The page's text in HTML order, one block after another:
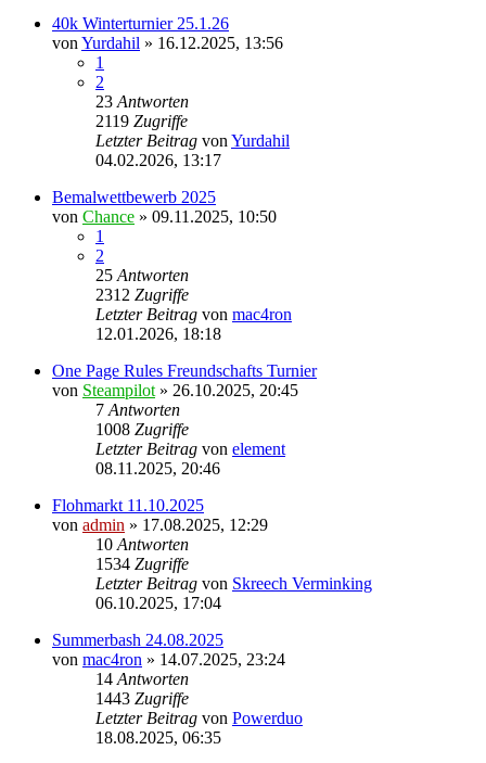
40k Winterturnier 25.1.26
von Yurdahil » 16.12.2025, 13:56
1
2
23 Antworten
2119 Zugriffe
Letzter Beitrag von Yurdahil
04.02.2026, 13:17
Bemalwettbewerb 2025
von Chance » 09.11.2025, 10:50
1
2
25 Antworten
2312 Zugriffe
Letzter Beitrag von mac4ron
12.01.2026, 18:18
One Page Rules Freundschafts Turnier
von Steampilot » 26.10.2025, 20:45
7 Antworten
1008 Zugriffe
Letzter Beitrag von element
08.11.2025, 20:46
Flohmarkt 11.10.2025
von admin » 17.08.2025, 12:29
10 Antworten
1534 Zugriffe
Letzter Beitrag von Skreech Verminking
06.10.2025, 17:04
Summerbash 24.08.2025
von mac4ron » 14.07.2025, 23:24
14 Antworten
1443 Zugriffe
Letzter Beitrag von Powerduo
18.08.2025, 06:35